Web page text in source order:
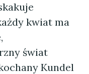
kwiat ma
świat
Kundel